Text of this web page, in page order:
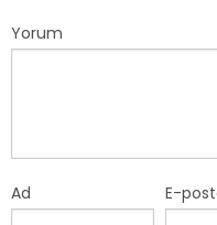
Yorum
Ad E-